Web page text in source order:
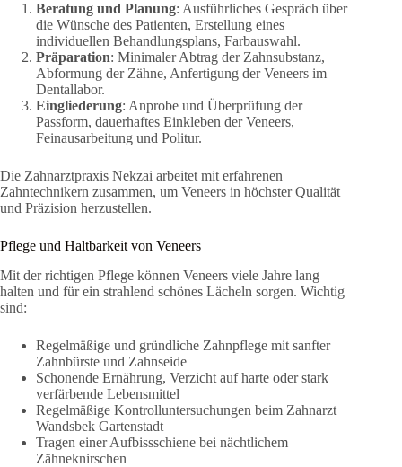
Beratung und Planung: Ausführliches Gespräch über
die Wünsche des Patienten, Erstellung eines
individuellen Behandlungsplans, Farbauswahl.
Präparation: Minimaler Abtrag der Zahnsubstanz,
Abformung der Zähne, Anfertigung der Veneers im
Dentallabor.
Eingliederung: Anprobe und Überprüfung der
Passform, dauerhaftes Einkleben der Veneers,
Feinausarbeitung und Politur.
Die Zahnarztpraxis Nekzai arbeitet mit erfahrenen
Zahntechnikern zusammen, um Veneers in höchster Qualität
und Präzision herzustellen.
Pflege und Haltbarkeit von Veneers
Mit der richtigen Pflege können Veneers viele Jahre lang
halten und für ein strahlend schönes Lächeln sorgen. Wichtig
sind:
Regelmäßige und gründliche Zahnpflege mit sanfter
Zahnbürste und Zahnseide
Schonende Ernährung, Verzicht auf harte oder stark
verfärbende Lebensmittel
Regelmäßige Kontrolluntersuchungen beim Zahnarzt
Wandsbek Gartenstadt
Tragen einer Aufbissschiene bei nächtlichem
Zähneknirschen